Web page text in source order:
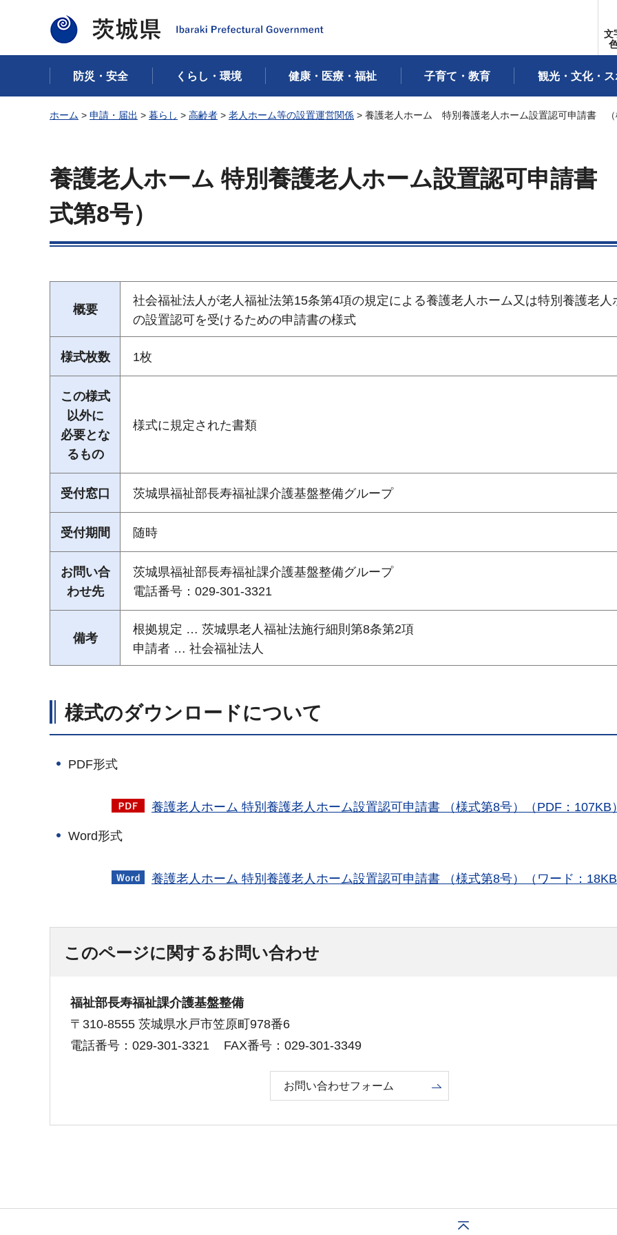
茨城県
文
防災・安全 くらし・環境 健康・医療・福祉 子育て・教育 観光・文化・
ホーム > 申請・届出 > 暮らし > 高齢者 > 老人ホーム等の設置運営関係 > 養護老人ホーム 特別養護老人ホーム設置認可申請書 （
養護老人ホーム 特別養護老人ホーム設置認可申請
式第8号）
概要
社会福祉法人が老人福祉法第15条第4項の規定による養護老人ホーム又は特別養護老人
の設置認可を受けるための申請書の様式
様式枚数 1枚
この様式
以外に
必要とな
るもの
様式に規定された書類
受付窓口 茨城県福祉部長寿福祉課介護基盤整備グループ
受付期間 随時
お問い合
わせ先
茨城県福祉部長寿福祉課介護基盤整備グループ
電話番号：029-301-3321
備考
根拠規定 … 茨城県老人福祉法施行細則第8条第2項
申請者 … 社会福祉法人
様式のダウンロードについて
PDF形式
養護老人ホーム 特別養護老人ホーム設置認可申請書 （様式第8号）（PDF：107KB
Word形式
養護老人ホーム 特別養護老人ホーム設置認可申請書 （様式第8号）（ワード：
このページに関するお問い合わせ
福祉部長寿福祉課介護基盤整備
〒310-8555 茨城県水戸市笠原町978番6
電話番号：029-301-3321
FAX番号：029-301-3349
お問い合わせフォーム